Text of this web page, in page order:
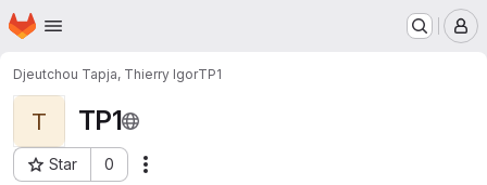
Skip to main content
Homepage
Djeutchou Tapja, Thierry IgorTP1
T TP1
Star 0
Project ID: 13550